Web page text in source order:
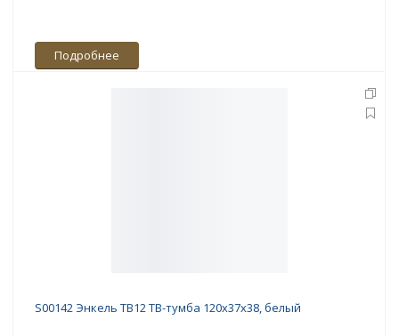
Подробнее
S00142 Энкель ТВ12 ТВ-тумба 120х37x38, белый